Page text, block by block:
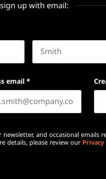
up with email:
email *
and occasional emails
details, please review our Privacy